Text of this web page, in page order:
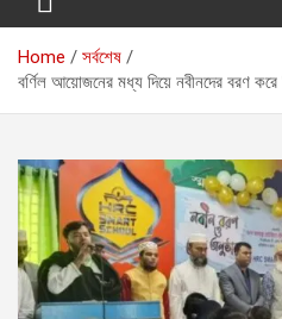
Home
সর্বশেষ
বর্ণিল আয়োজনের মধ্য দিয়ে নবীনদের বরণ